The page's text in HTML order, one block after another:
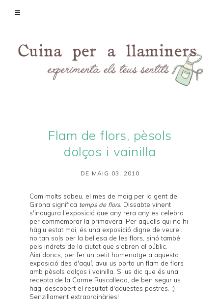
Flam de flors, pèsols
dolços i vainilla
DE MAIG 03, 2010
Com molts sabeu, el mes de maig per la gent de
Girona significa temps de flors. Dissabte vinent
s'inaugura l'exposició que any rera any es celebra
per commemorar la primavera. Per aquells qui no hi
hàgiu estat mai, és una exposició digne de veure...
no tan sols per la bellesa de les flors, sinó també
pels indrets de la ciutat que s'obren al públic.
Així doncs, per fer un petit homenatge a aquesta
exposició des d'aquí, avui us porto un flam de flors
amb pèsols dolços i vainilla. Si us dic que és una
recepta de la Carme Ruscalleda , de ben segur us
hagi descobert el resultat d'aquestes postres. ;)
Senzillament extraordinàries!